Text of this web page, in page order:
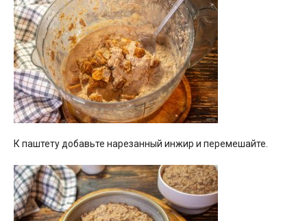
К паштету добавьте нарезанный инжир и перемешайте.